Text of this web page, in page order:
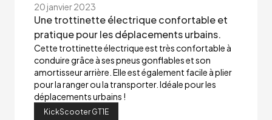
20 janvier 2023
Une trottinette électrique confortable et
pratique pour les déplacements urbains.
Cette trottinette électrique est très confortable à
conduire grâce à ses pneus gonflables et son
amortisseur arrière. Elle est également facile à plier
pour la ranger ou la transporter. Idéale pour les
déplacements urbains !
KickScooter GT1E